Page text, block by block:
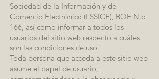
Sociedad de la Información y de
Comercio Electrónico (LSSICE), BOE N.o
166, así como informar a todos los
usuarios del sitio web respecto a cuáles
son las condiciones de uso.
Toda persona que acceda a este sitio web
asume el papel de usuario,